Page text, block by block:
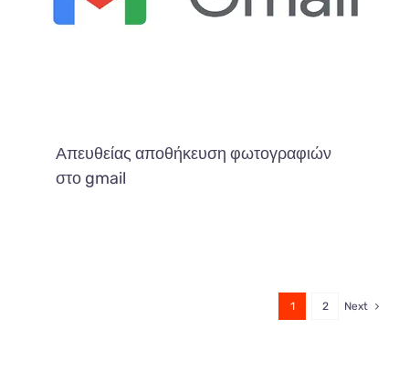
Απευθείας αποθήκευση φωτογραφιών
στο gmail
1 2 Next